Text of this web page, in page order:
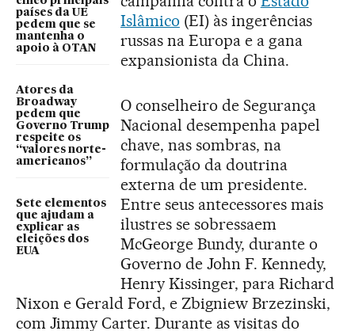
países da UE
pedem que se
mantenha o
apoio à OTAN
Atores da
Broadway
pedem que
Governo Trump
respeite os
“valores norte-
americanos”
Sete elementos
que ajudam a
explicar as
eleições dos
EUA
Islâmico (EI) às ingerências
russas na Europa e a gana
expansionista da China.
O conselheiro de Segurança
Nacional desempenha papel
chave, nas sombras, na
formulação da doutrina
externa de um presidente.
Entre seus antecessores mais
ilustres se sobressaem
McGeorge Bundy, durante o
Governo de John F. Kennedy,
Henry Kissinger, para Richard
Nixon e Gerald Ford, e Zbigniew Brzezinski,
com Jimmy Carter. Durante as visitas do